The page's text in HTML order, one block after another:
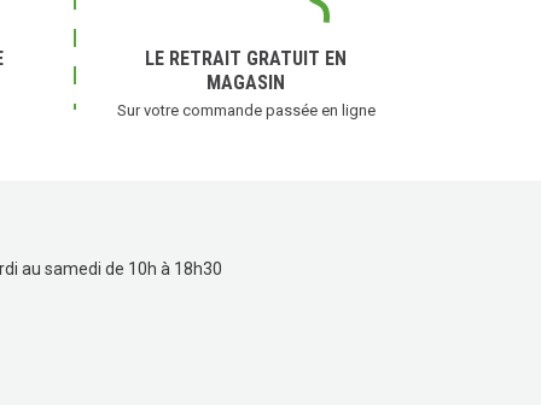
LE RETRAIT GRATUIT EN
MAGASIN
Sur votre commande passée en ligne
au samedi de 10h à 18h30